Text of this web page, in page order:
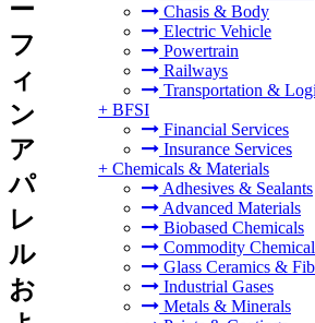
Chasis & Body
Electric Vehicle
Powertrain
Railways
Transportation &
+ BFSI
Financial Services
Insurance Services
+ Chemicals & Materials
Adhesives & Sealants
Advanced Materials
Biobased Chemicals
Commodity
Glass Ceramics &
Industrial Gases
Metals & Minerals
ー
フ
ィ
ン
ア
パ
レ
ル
お